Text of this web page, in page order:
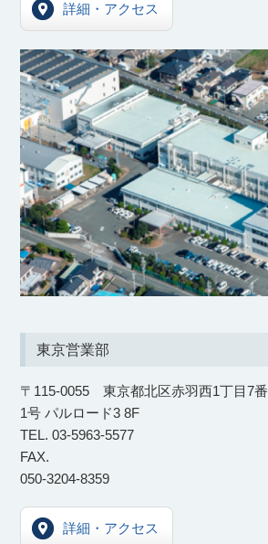
詳細・アクセス
東京営業部
〒115-0055 東京都北区赤羽西1丁目7番
1号 パルロード3 8F
TEL. 03-5963-5577
FAX.
050-3204-8359
詳細・アクセス